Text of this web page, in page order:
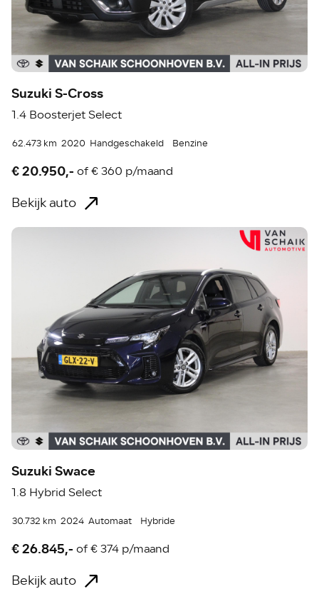
Suzuki S-Cross
1.4 Boosterjet Select
62.473 km 2020 Handgeschakeld Benzine
€ 20.950,- of€ 360 p/maand
Bekijk auto
Suzuki Swace
1.8 Hybrid Select
30.732 km 2024 Automaat Hybride
€ 26.845,- of€ 374 p/maand
Bekijk auto